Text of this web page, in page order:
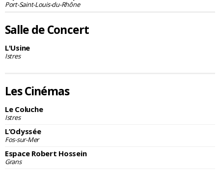
Port-Saint-Louis-du-Rhône
Salle de Concert
L'Usine
Istres
Les Cinémas
Le Coluche
Istres
L’Odyssée
Fos-sur-Mer
Espace Robert Hossein
Grans